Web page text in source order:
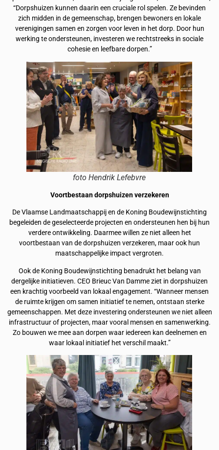
“Dorpshuizen kunnen daarin een cruciale rol spelen. Ze bevinden
zich midden in de gemeenschap, brengen bewoners en lokale
verenigingen samen en zorgen voor leven in het dorp. Door hun
werking te ondersteunen, investeren we rechtstreeks in sociale
cohesie en leefbare dorpen.”
foto Hendrik Lefebvre
Voortbestaan dorpshuizen verzekeren
De Vlaamse Landmaatschappij en de Koning Boudewijnstichting
begeleiden de geselecteerde projecten en ondersteunen hen bij hun
verdere ontwikkeling. Daarmee willen ze niet alleen het
voortbestaan van de dorpshuizen verzekeren, maar ook hun
maatschappelijke impact vergroten.
Ook de Koning Boudewijnstichting benadrukt het belang van
dergelijke initiatieven. CEO Brieuc Van Damme ziet in dorpshuizen
een krachtig voorbeeld van lokaal engagement. “Wanneer mensen
de ruimte krijgen om samen initiatief te nemen, ontstaan sterke
gemeenschappen. Met deze investering ondersteunen we niet alleen
infrastructuur of projecten, maar vooral mensen en samenwerking.
Zo bouwen we mee aan dorpen waar iedereen kan deelnemen en
waar lokaal initiatief het verschil maakt.”